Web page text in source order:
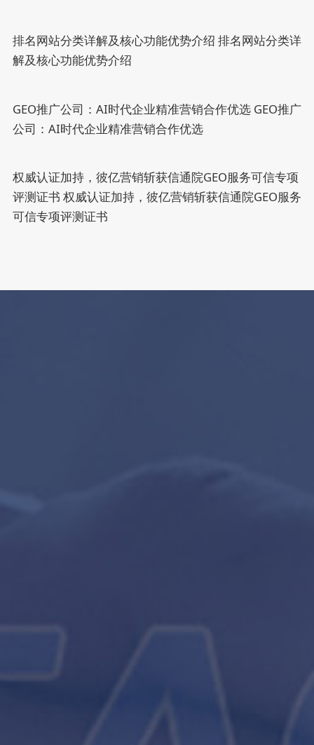
排名网站分类详解及核心功能优势介绍 排名网站分类详
解及核心功能优势介绍
GEO推广公司：AI时代企业精准营销合作优选 GEO推广
公司：AI时代企业精准营销合作优选
权威认证加持，彼亿营销斩获信通院GEO服务可信专项
评测证书 权威认证加持，彼亿营销斩获信通院GEO服务
可信专项评测证书